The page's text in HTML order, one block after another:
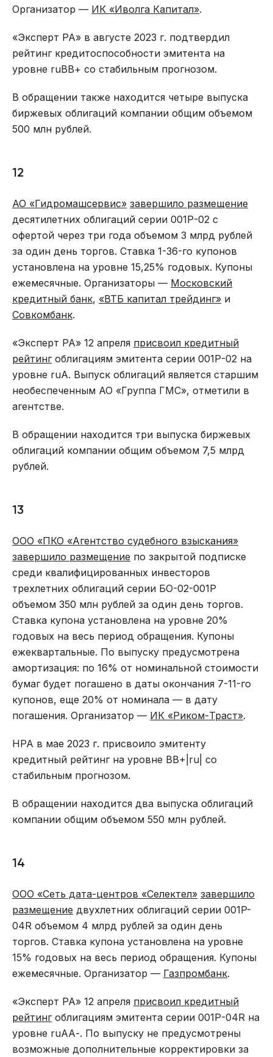
Организатор — ИК «Иволга Капитал».
«Эксперт РА» в августе 2023 г. подтвердил
рейтинг кредитоспособности эмитента на
уровне ruВВ+ со стабильным прогнозом.
В обращении также находится четыре выпуска
биржевых облигаций компании общим объемом
500 млн рублей.
12
АО «Гидромашсервис» завершило размещение
десятилетних облигаций серии 001Р-02 с
офертой через три года объемом 3 млрд рублей
за один день торгов. Ставка 1-36-го купонов
установлена на уровне 15,25% годовых. Купоны
ежемесячные. Организаторы — Московский
кредитный банк, «ВТБ капитал трейдинг» и
Совкомбанк.
«Эксперт РА» 12 апреля присвоил кредитный
рейтингоблигациям эмитента серии 001Р-02 на
уровне ruA. Выпуск облигаций является старшим
необеспеченным АО «Группа ГМС», отметили в
агентстве.
В обращении находится три выпуска биржевых
облигаций компании общим объемом 7,5 млрд
рублей.
13
ООО «ПКО «Агентство судебного взыскания»
завершило размещение по закрытой подписке
среди квалифицированных инвесторов
трехлетних облигаций серии БО-02-001P
объемом 350 млн рублей за один день торгов.
Ставка купона установлена на уровне 20%
годовых на весь период обращения. Купоны
ежеквартальные. По выпуску предусмотрена
амортизация: по 16% от номинальной стоимости
бумаг будет погашено в даты окончания 7-11-го
купонов, еще 20% от номинала — в дату
погашения. Организатор — ИК «Риком-Траст».
НРА в мае 2023 г. присвоило эмитенту
кредитный рейтинг на уровне ВB+|ru| со
стабильным прогнозом.
В обращении находится два выпуска облигаций
компании общим объемом 550 млн рублей.
14
ООО «Сеть дата-центров «Селектел» завершило
размещение двухлетних облигаций серии 001P-
04R объемом 4 млрд рублей за один день
торгов. Ставка купона установлена на уровне
15% годовых на весь период обращения. Купоны
ежемесячные. Организатор — Газпромбанк.
«Эксперт РА» 12 апреля присвоил кредитный
рейтингоблигациям эмитента серии 001Р-04R на
уровне ruAА-. По выпуску не предусмотрены
возможные дополнительные корректировки за